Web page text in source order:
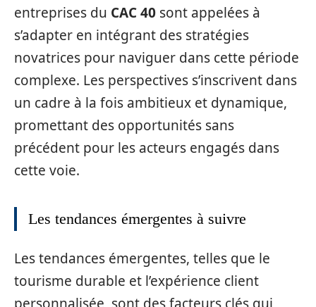
entreprises du CAC 40 sont appelées à
s’adapter en intégrant des stratégies
novatrices pour naviguer dans cette période
complexe. Les perspectives s’inscrivent dans
un cadre à la fois ambitieux et dynamique,
promettant des opportunités sans
précédent pour les acteurs engagés dans
cette voie.
Les tendances émergentes à suivre
Les tendances émergentes, telles que le
tourisme durable et l’expérience client
personnalisée, sont des facteurs clés qui